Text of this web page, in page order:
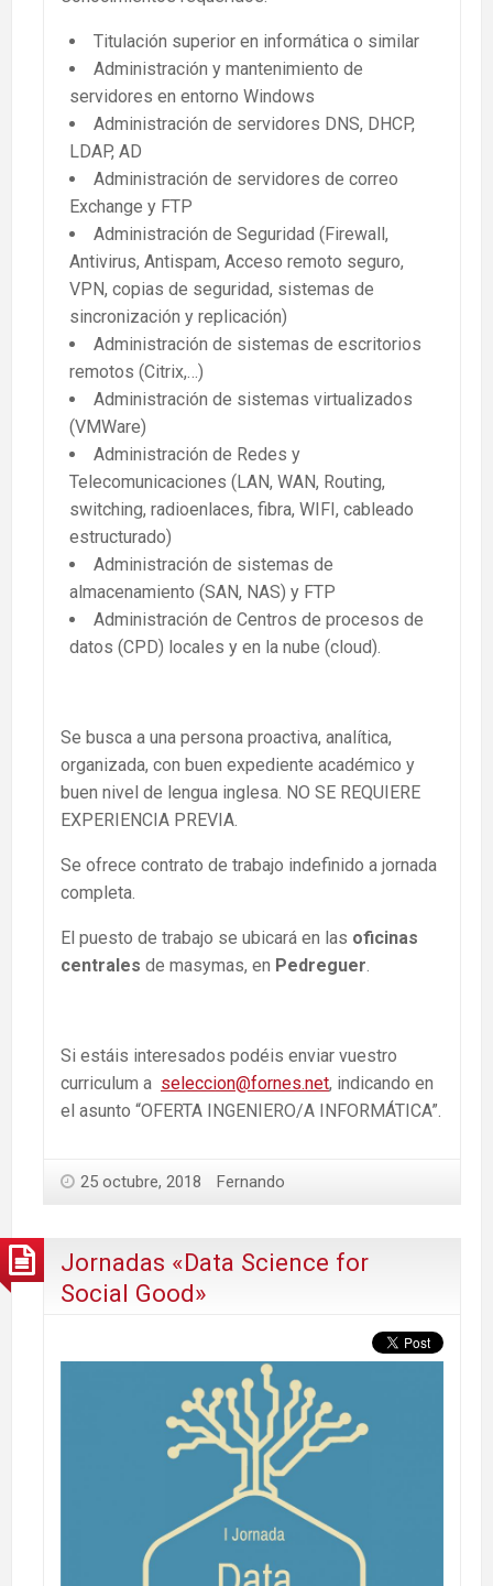
Titulación superior en informática o similar
Administración y mantenimiento de
servidores en entorno Windows
Administración de servidores DNS, DHCP,
LDAP, AD
Administración de servidores de correo
Exchange y FTP
Administración de Seguridad (Firewall,
Antivirus, Antispam, Acceso remoto seguro,
VPN, copias de seguridad, sistemas de
sincronización y replicación)
Administración de sistemas de escritorios
remotos (Citrix,…)
Administración de sistemas virtualizados
(VMWare)
Administración de Redes y
Telecomunicaciones (LAN, WAN, Routing,
switching, radioenlaces, fibra, WIFI, cableado
estructurado)
Administración de sistemas de
almacenamiento (SAN, NAS) y FTP
Administración de Centros de procesos de
datos (CPD) locales y en la nube (cloud).
Se busca a una persona proactiva, analítica,
organizada, con buen expediente académico y
buen nivel de lengua inglesa. NO SE REQUIERE
EXPERIENCIA PREVIA.
Se ofrece contrato de trabajo indefinido a jornada
completa.
El puesto de trabajo se ubicará en las oficinas
centrales de masymas, en Pedreguer.
Si estáis interesados podéis enviar vuestro
curriculum a seleccion@fornes.net, indicando en
el asunto “OFERTA INGENIERO/A INFORMÁTICA”.
25 octubre, 2018 Fernando
Jornadas «Data Science for
Social Good»